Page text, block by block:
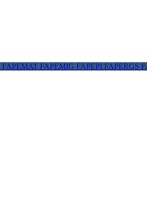
FAPEMAT FAPEMIG FAPEPI FAPERGS